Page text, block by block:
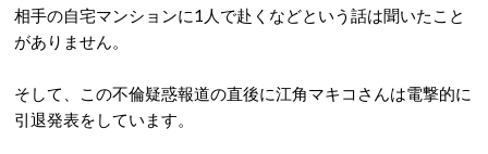
相手の自宅マンションに1人で赴くなどという話は聞いたこと
がありません。
そして、この不倫疑惑報道の直後に江角マキコさんは電撃的に
引退発表をしています。